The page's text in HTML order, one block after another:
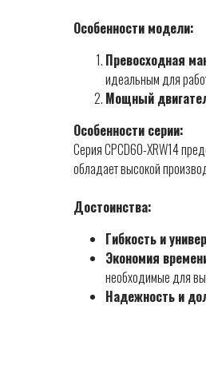
Особенности модели:
Превосходная
идеальным для
Мощный
Особенности серии:
Серия CPCD60-XRW14
обладает высокой
Достоинства:
Гибкость и
Экономия
необходимые для
Надежность и